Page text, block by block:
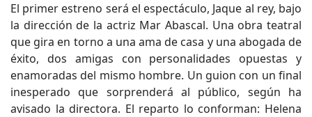
El primer estreno será el espectáculo, Jaque al rey, bajo
la dirección de la actriz Mar Abascal. Una obra teatral
que gira en torno a una ama de casa y una abogada de
éxito, dos amigas con personalidades opuestas y
enamoradas del mismo hombre. Un guion con un final
inesperado que sorprenderá al público, según ha
avisado la directora. El reparto lo conforman: Helena